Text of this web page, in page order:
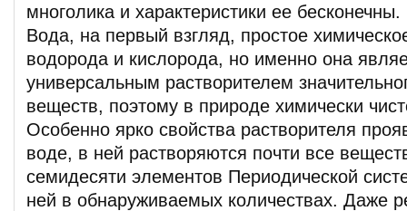
многолика и характеристики ее бесконечны.
Вода, на первый взгляд, простое
водорода и кислорода, но именно она
универсальным растворителем
веществ, поэтому в природе химически
Особенно ярко свойства растворителя
воде, в ней растворяются почти все
семидесяти элементов Периодической
ней в обнаруживаемых количествах. Даже